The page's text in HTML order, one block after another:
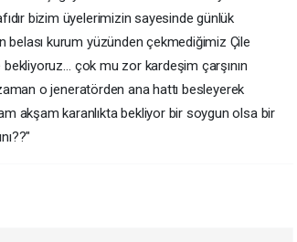
bizim üyelerimizin sayesinde günlük
kurum yüzünden çekmediğimiz Çile
bekliyoruz… çok mu zor kardeşim çarşının
o jeneratörden ana hattı besleyerek
akşam karanlıkta bekliyor bir soygun olsa bir